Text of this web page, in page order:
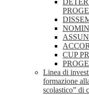
CUP
Linea di
formazione
scolastico” di